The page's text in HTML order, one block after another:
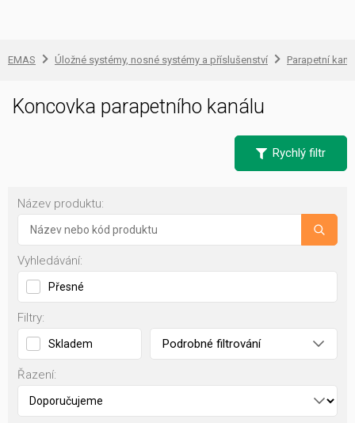
EMAS Úložné systémy, nosné systémy a příslušenství Parapetní
Koncovka parapetního kanálu
Rychlý filtr
Název produktu:
Vyhledávání:
Přesné
Filtry:
Skladem Podrobné filtrování
Řazení: